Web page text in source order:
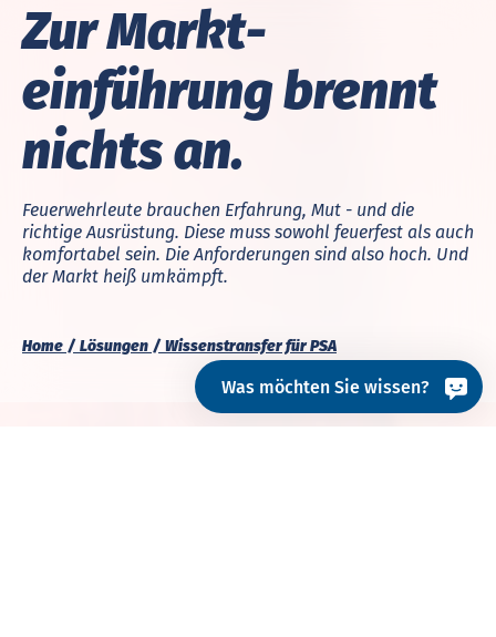
Home Lösungen Wissenstransfer für PSA
Zur Markt­
einführung brennt
nichts an.
Feuer­wehr­leute brauchen Er­fah­rung, Mut - und die
richtige Aus­rüs­tung. Diese muss so­wohl feuer­fest als auch
kom­for­ta­bel sein. Die An­for­de­run­gen sind also hoch. Und
der Markt heiß um­kämpft.
Was möchten Sie wissen?